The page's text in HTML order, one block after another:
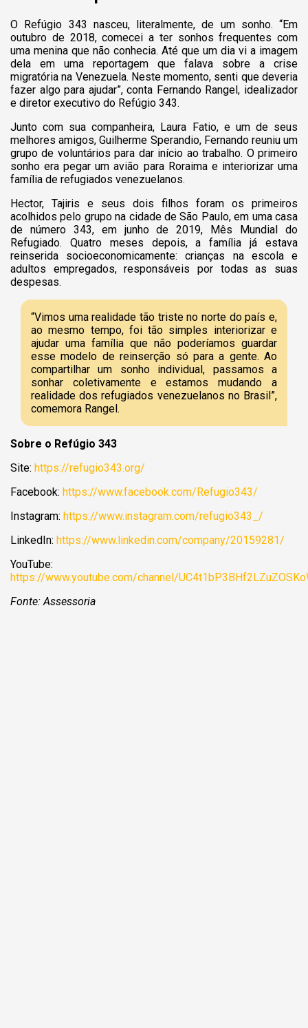
O Refúgio 343 nasceu, literalmente, de um sonho. “Em
outubro de 2018, comecei a ter sonhos frequentes com
uma menina que não conhecia. Até que um dia vi a imagem
dela em uma reportagem que falava sobre a crise
migratória na Venezuela. Neste momento, senti que deveria
fazer algo para ajudar”, conta Fernando Rangel, idealizador
e diretor executivo do Refúgio 343.
Junto com sua companheira, Laura Fatio, e um de seus
melhores amigos, Guilherme Sperandio, Fernando reuniu um
grupo de voluntários para dar início ao trabalho. O primeiro
sonho era pegar um avião para Roraima e interiorizar uma
família de refugiados venezuelanos.
Hector, Tajiris e seus dois filhos foram os primeiros
acolhidos pelo grupo na cidade de São Paulo, em uma casa
de número 343, em junho de 2019, Mês Mundial do
Refugiado. Quatro meses depois, a família já estava
reinserida socioeconomicamente: crianças na escola e
adultos empregados, responsáveis por todas as suas
despesas.
“Vimos uma realidade tão triste no norte do país e,
ao mesmo tempo, foi tão simples interiorizar e
ajudar uma família que não poderíamos guardar
esse modelo de reinserção só para a gente. Ao
compartilhar um sonho individual, passamos a
sonhar coletivamente e estamos mudando a
realidade dos refugiados venezuelanos no Brasil”,
comemora Rangel.
Sobre o Refúgio 343
Site: https://refugio343.org/
Facebook: https://www.facebook.com/Refugio343/
Instagram: https://www.instagram.com/refugio343_/
LinkedIn: https://www.linkedin.com/company/20159281/
YouTube:
https://www.youtube.com/channel/
Fonte: Assessoria